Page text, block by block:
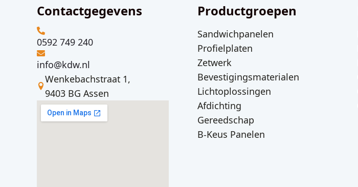
Contactgegevens
0592 749 240
info@kdw.nl
Wenkebachstraat 1,
9403 BG Assen
Productgroepen
Sandwichpanelen
Profielplaten
Zetwerk
Bevestigingsmaterialen
Lichtoplossingen
Afdichting
Gereedschap
B-Keus Panelen